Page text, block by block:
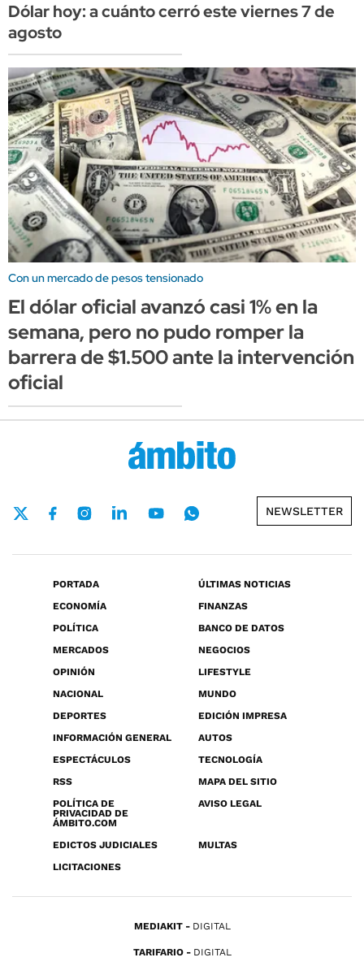
Dólar hoy: a cuánto cerró este viernes 7 de
agosto
Con un mercado de pesos tensionado
El dólar oficial avanzó casi 1% en la
semana, pero no pudo romper la
barrera de $1.500 ante la intervención
oficial
NEWSLETTER
PORTADA
ÚLTIMAS NOTICIAS
ECONOMÍA
FINANZAS
POLÍTICA
BANCO DE DATOS
MERCADOS
NEGOCIOS
OPINIÓN
LIFESTYLE
NACIONAL
MUNDO
DEPORTES
EDICIÓN IMPRESA
INFORMACIÓN GENERAL
AUTOS
ESPECTÁCULOS
TECNOLOGÍA
RSS
MAPA DEL SITIO
POLÍTICA DE
PRIVACIDAD DE
ÁMBITO.COM
AVISO LEGAL
EDICTOS JUDICIALES
MULTAS
LICITACIONES
MEDIAKIT DIGITAL
TARIFARIO DIGITAL